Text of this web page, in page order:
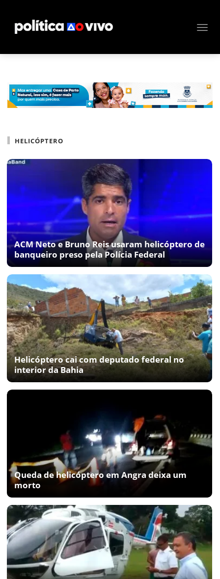
HELICÓPTERO
ACM Neto e Bruno Reis usaram helicóptero de
banqueiro preso pela Polícia Federal
Helicóptero cai com deputado federal no
interior da Bahia
Queda de helicóptero em Angra deixa um
morto